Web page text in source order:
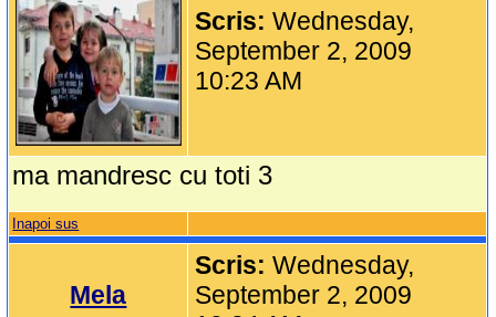
Scris:Wednesday,
September 2, 2009
10:23 AM
ma mandresc cu toti 3
Inapoi sus
Mela
Scris:Wednesday,
September 2, 2009